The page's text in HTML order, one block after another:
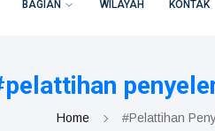
BAGIAN WILAYAH KONTAK
Home #pelattihan